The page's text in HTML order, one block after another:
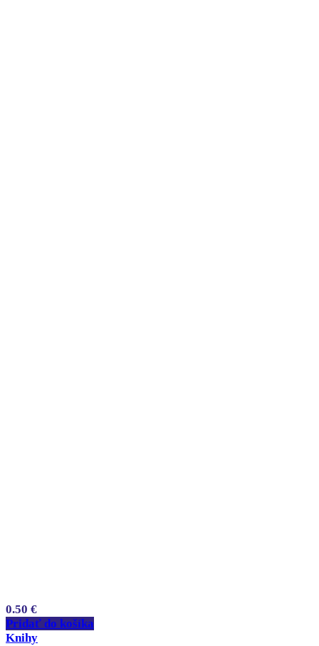
0.50 €
Pridať do košíka
Knihy